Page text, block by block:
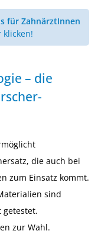
für ZahnärztInnen
klicken!
– die
die auch bei
zum Einsatz kommt.
sind
getestet.
zur Wahl.